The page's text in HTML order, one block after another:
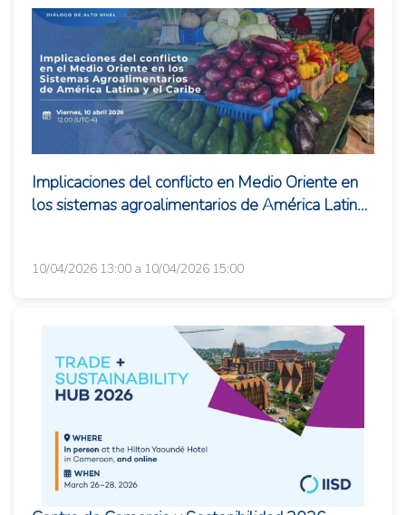
Implicaciones del conflicto en Medio Oriente en
los sistemas agroalimentarios de América Latina
10/04/2026 13:00 a 10/04/2026 15:00